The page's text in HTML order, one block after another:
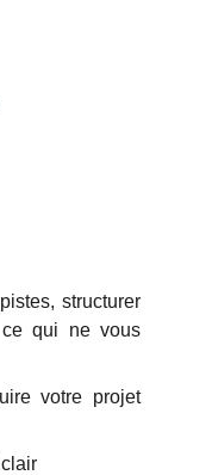
structurer
qui ne vous
votre projet